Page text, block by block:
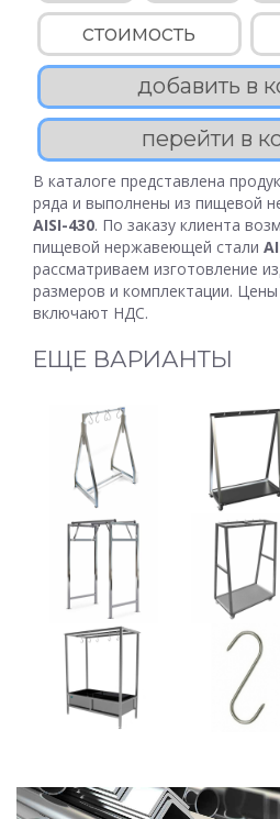
стоимость
добавить в
перейти в
В каталоге представлена
ряда и выполнены из пищевой
AISI-430. По заказу клиента
пищевой нержавеющей стали
рассматриваем изготовление
размеров и комплектации. Цены
включают НДС.
ЕЩЕ ВАРИАНТЫ